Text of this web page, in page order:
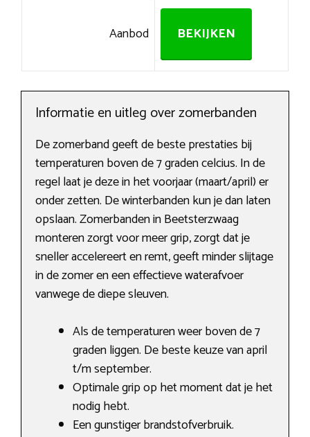
Aanbod BEKIJKEN
Informatie en uitleg over zomerbanden
De zomerband geeft de beste prestaties bij
temperaturen boven de 7 graden celcius. In de
regel laat je deze in het voorjaar (maart/april) er
onder zetten. De winterbanden kun je dan laten
opslaan. Zomerbanden in Beetsterzwaag
monteren zorgt voor meer grip, zorgt dat je
sneller accelereert en remt, geeft minder slijtage
in de zomer en een effectieve waterafvoer
vanwege de diepe sleuven.
Als de temperaturen weer boven de 7
graden liggen. De beste keuze van april
t/m september.
Optimale grip op het moment dat je het
nodig hebt.
Een gunstiger brandstofverbruik.